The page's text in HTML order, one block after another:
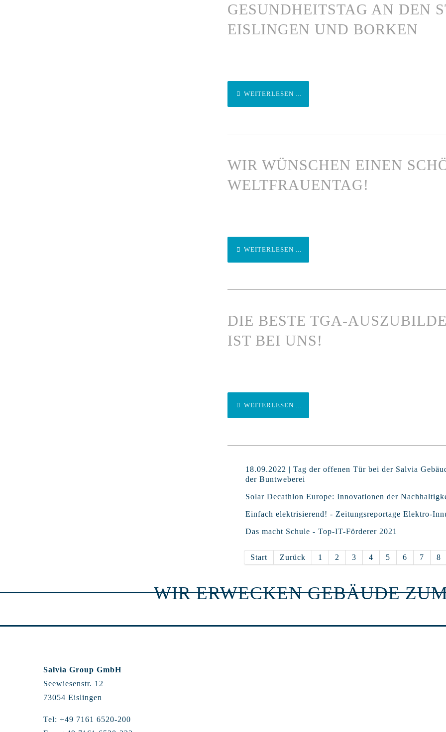
GESUNDHEITSTAG AN DEN
EISLINGEN UND BORKEN
WEITERLESEN ...
WIR WÜNSCHEN EINEN
WELTFRAUENTAG!
WEITERLESEN ...
DIE BESTE TGA-
IST BEI UNS!
WEITERLESEN ...
18.09.2022 | Tag der offenen Tür bei der Salvia
der Buntweberei
Solar Decathlon Europe: Innovationen der
Einfach elektrisierend! - Zeitungsreportage Elektro-
Das macht Schule - Top-IT-Förderer 2021
Start Zurück 1 2 3 4 5 6 7 8
WIR ERWECKEN GEBÄUDE
Salvia Group GmbH
Seewiesenstr. 12
73054 Eislingen
Tel: +49 7161 6520-200